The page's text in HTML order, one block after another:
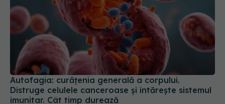
Autofagia: curățenia generală a corpului.
Distruge celulele canceroase și întărește sistemul
imunitar. Cât timp durează
15 ian 2025, 09:06